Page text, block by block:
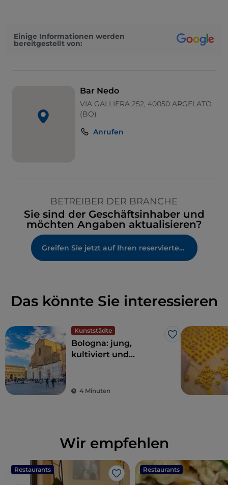
Einige Informationen werden
bereitgestellt von:
Bar Nedo
VIA GALLIERA 252, 40050 ARGELATO
(BO)
Anrufen
BETREIBER DER BRANCHE
Sie sind der Geschäftsinhaber und
möchten Angaben aktualisieren?
Greifen Sie jetzt auf Ihren reservierten Bereich zu
Das könnte Sie interessieren
Kunststädte
Like
Bologna: jung,
kultiviert und
4 Minuten
Wir empfehlen
Restaurants
Like
Restaurants